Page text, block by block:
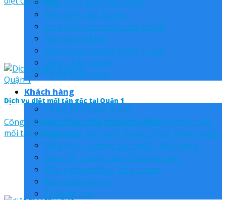
Đèn diệt côn trùng
Linh kiện đèn diệt côn trùng
Máy phun khói
Máy phun sương Stihl – ULV
Hộp – bẫy chuột
Thiết bị vệ sinh
Khách hàng
Công trình xây dựng
Biệt thự, nhà phố, nhà dân
Nhà máy sản xuất lương thực thực phẩm
Nhà máy, xưởng sản xuất, kho hàng
Siêu thị, trung tâm thương mại
Khu nghỉ dưỡng, khu resort
Rạp chiếu phim
Trường học
Dịch vụ diệt mối tận gốc tại Quận 1
Công ty diệt mối Pest One chuyên cung cấp dịch vụ diệt
mối tận gốc tại các...